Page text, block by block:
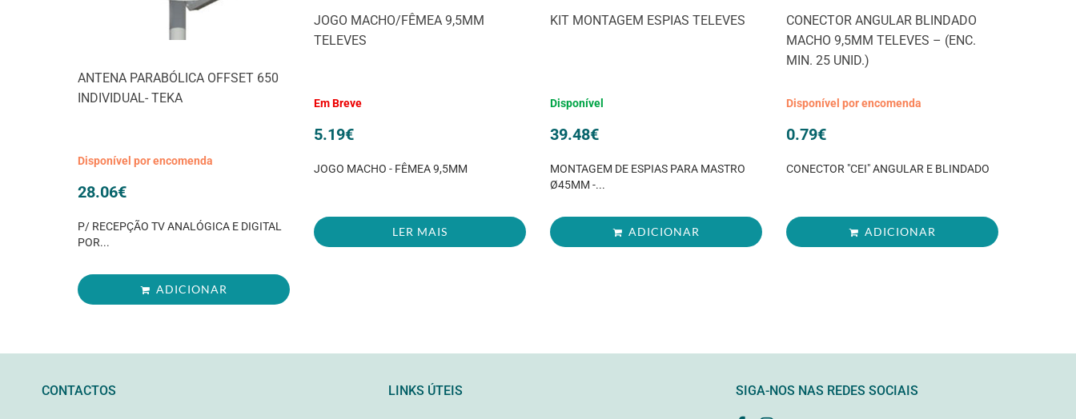
ANTENA PARABÓLICA OFFSET 650
INDIVIDUAL- TEKA
Disponível por encomenda
28.06€
P/ RECEPÇÃO TV ANALÓGICA E DIGITAL
POR...
ADICIONAR
JOGO MACHO/FÊMEA 9,5MM
TELEVES
Em Breve
5.19€
JOGO MACHO - FÊMEA 9,5MM
LER MAIS
KIT MONTAGEM ESPIAS TELEVES
Disponível
39.48€
MONTAGEM DE ESPIAS PARA MASTRO
Ø45MM -...
ADICIONAR
CONECTOR ANGULAR BLINDADO
MACHO 9,5MM TELEVES – (ENC.
MIN. 25 UNID.)
Disponível por encomenda
0.79€
CONECTOR "CEI" ANGULAR E BLINDADO
ADICIONAR
CONTACTOS LINKS ÚTEIS SIGA-NOS NAS REDES SOCIAIS